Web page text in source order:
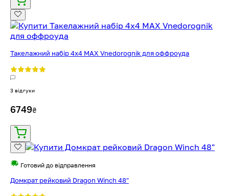
Такелажний набір 4x4 MAX Vnedorognik для оффроуда
3 відгуки
6749₴
Готовий до відправлення
Домкрат рейковий Dragon Winch 48"